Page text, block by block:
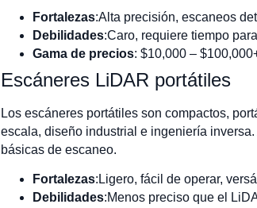
Fortalezas:Alta precisión, escaneos
Debilidades:Caro, requiere tiempo
Gama de precios: $10,000 –
Escáneres LiDAR portátiles
Los escáneres portátiles son compactos,
escala, diseño industrial e ingeniería
básicas de escaneo.
Fortalezas:Ligero, fácil de operar,
Debilidades:Menos preciso que el